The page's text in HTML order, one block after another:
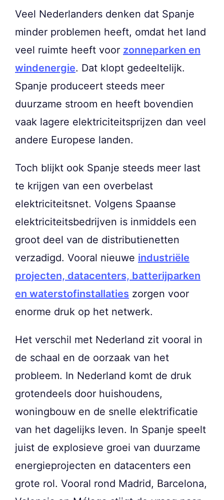
Veel Nederlanders denken dat Spanje
minder problemen heeft, omdat het land
veel ruimte heeft voor zonneparken en
windenergie. Dat klopt gedeeltelijk.
Spanje produceert steeds meer
duurzame stroom en heeft bovendien
vaak lagere elektriciteitsprijzen dan veel
andere Europese landen.
Toch blijkt ook Spanje steeds meer last
te krijgen van een overbelast
elektriciteitsnet. Volgens Spaanse
elektriciteitsbedrijven is inmiddels een
groot deel van de distributienetten
verzadigd. Vooral nieuwe industriële
projecten, datacenters, batterijparken
en waterstofinstallaties zorgen voor
enorme druk op het netwerk.
Het verschil met Nederland zit vooral in
de schaal en de oorzaak van het
probleem. In Nederland komt de druk
grotendeels door huishoudens,
woningbouw en de snelle elektrificatie
van het dagelijks leven. In Spanje speelt
juist de explosieve groei van duurzame
energieprojecten en datacenters een
grote rol. Vooral rond Madrid, Barcelona,